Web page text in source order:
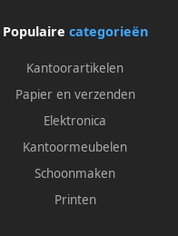
Populaire categorieën
Kantoorartikelen
Papier en verzenden
Elektronica
Kantoormeubelen
Schoonmaken
Printen